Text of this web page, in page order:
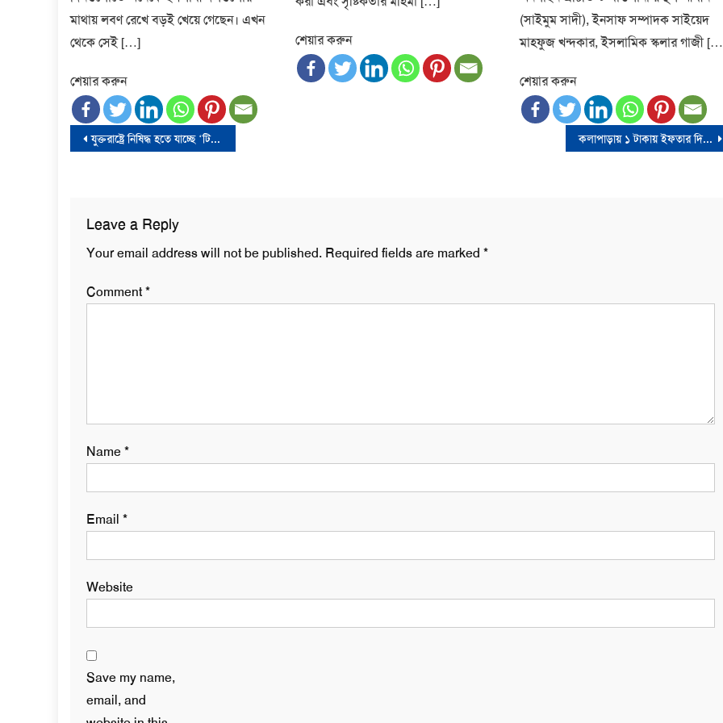
মাথায় লবণ রেখে বড়ই খেয়ে গেছেন। এখন
থেকে সেই […]
শেয়ার করুন
শেয়ার করুন
(সাইমুম সাদী), ইনসাফ সম্পাদক সাইয়েদ
মাহফুজ খন্দকার, ইসলামিক স্কলার গাজী
শেয়ার করুন
Post
যুক্তরাষ্ট্রে নিষিদ্ধ হতে যাচ্ছে ‘টিকটক’ কলাপাড়ায় ১ টাকায় ইফতার দিলেন ইউএনও জাহাঙ্গীর হোসেন
Leave a Reply
Your email address will not be published. Required fields are marked *
Comment*
Name*
Email *
Website
Save my name,
email, and